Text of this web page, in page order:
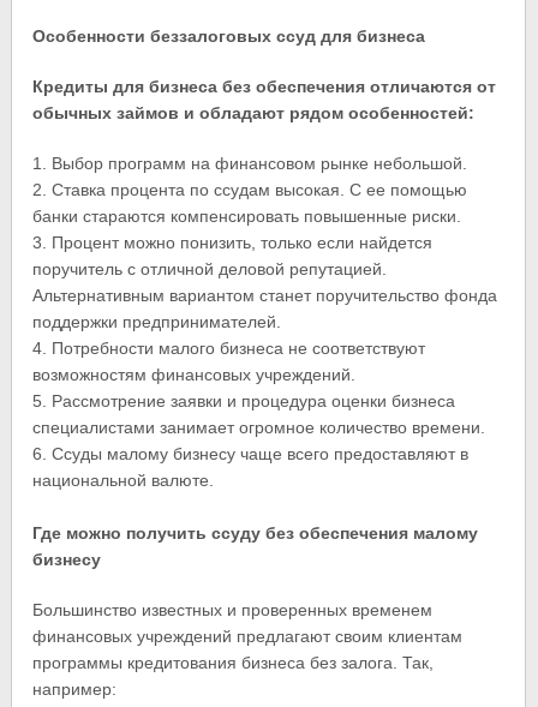
Особенности беззалоговых ссуд для бизнеса
Кредиты для бизнеса без обеспечения отличаются от
обычных займов и обладают рядом особенностей:
1. Выбор программ на финансовом рынке небольшой.
2. Ставка процента по ссудам высокая. С ее помощью
банки стараются компенсировать повышенные риски.
3. Процент можно понизить, только если найдется
поручитель с отличной деловой репутацией.
Альтернативным вариантом станет поручительство фонда
поддержки предпринимателей.
4. Потребности малого бизнеса не соответствуют
возможностям финансовых учреждений.
5. Рассмотрение заявки и процедура оценки бизнеса
специалистами занимает огромное количество времени.
6. Ссуды малому бизнесу чаще всего предоставляют в
национальной валюте.
Где можно получить ссуду без обеспечения малому
бизнесу
Большинство известных и проверенных временем
финансовых учреждений предлагают своим клиентам
программы кредитования бизнеса без залога. Так,
например: